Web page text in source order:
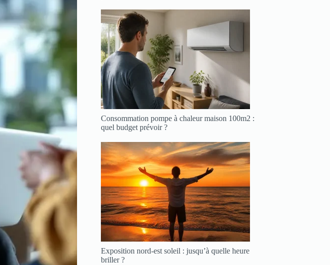
Consommation pompe à chaleur maison 100m2 :
quel budget prévoir ?
Exposition nord-est soleil : jusqu’à quelle heure
briller ?